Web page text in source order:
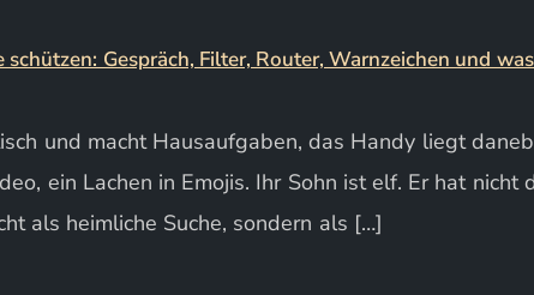
und macht Hausaufgaben, das Handy liegt
ein Lachen in Emojis. Ihr Sohn ist elf. Er hat nicht
als heimliche Suche, sondern als […]